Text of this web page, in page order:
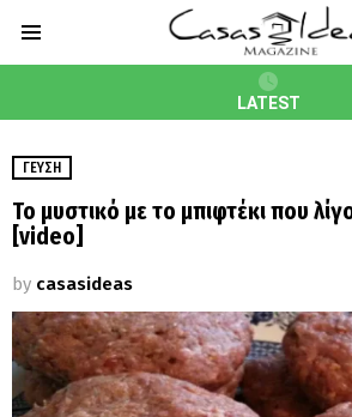
LATEST
ΓΕΎΣΗ
Το μυστικό με το μπιφτέκι που
[video]
by casasideas